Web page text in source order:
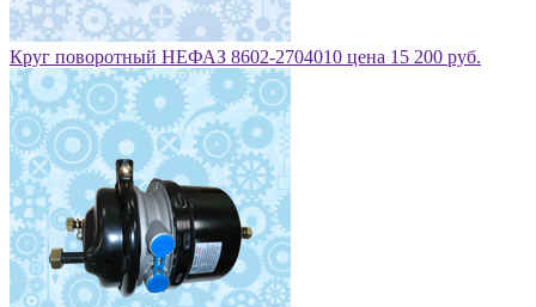
Круг поворотный НЕФАЗ 8602-2704010 цена 15 200 руб.